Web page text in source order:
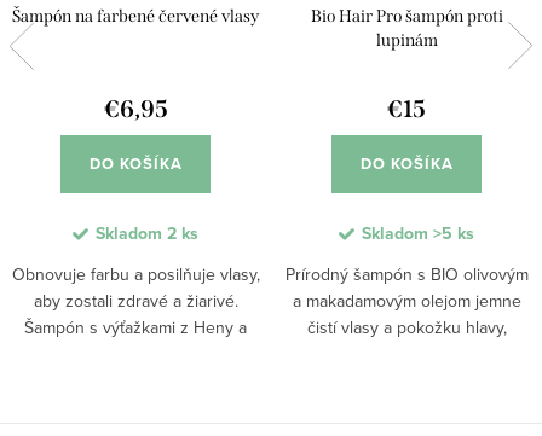
Šampón na farbené červené vlasy
€6,95
DO KOŠÍKA
Skladom 2 ks
Obnovuje farbu a posilňuje vlasy,
aby zostali zdravé a žiarivé.
Šampón s výťažkami z Heny a
Bio Hair Pro šampón proti
lupinám
€15
DO KOŠÍKA
Skladom >5 ks
Prírodný šampón s BIO olivovým
a makadamovým olejom jemne
čistí vlasy a pokožku hlavy,